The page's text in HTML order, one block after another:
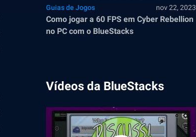
Guias de Jogos nov 22, 2023
Como jogar a 60 FPS em Cyber Rebellion
no PC com o BlueStacks
Vídeos da BlueStacks